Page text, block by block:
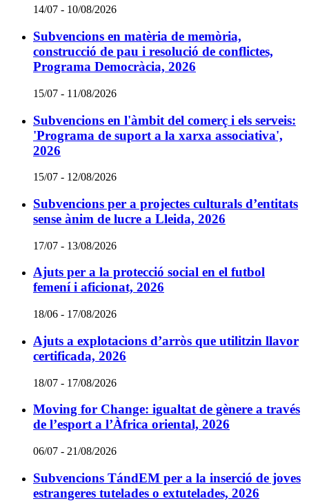
Termini:
14/07 - 10/08/2026
Subvencions en matèria de memòria,
construcció de pau i resolució de conflictes,
Programa Democràcia, 2026
Termini:
15/07 - 11/08/2026
Subvencions en l'àmbit del comerç i els serveis:
'Programa de suport a la xarxa associativa',
2026
Termini:
15/07 - 12/08/2026
Subvencions per a projectes culturals d’entitats
sense ànim de lucre a Lleida, 2026
Termini:
17/07 - 13/08/2026
Ajuts per a la protecció social en el futbol
femení i aficionat, 2026
Termini:
18/06 - 17/08/2026
Ajuts a explotacions d’arròs que utilitzin llavor
certificada, 2026
Termini:
18/07 - 17/08/2026
Moving for Change: igualtat de gènere a través
de l’esport a l’Àfrica oriental, 2026
Termini:
06/07 - 21/08/2026
Subvencions TándEM per a la inserció de joves
estrangeres tutelades o extutelades, 2026